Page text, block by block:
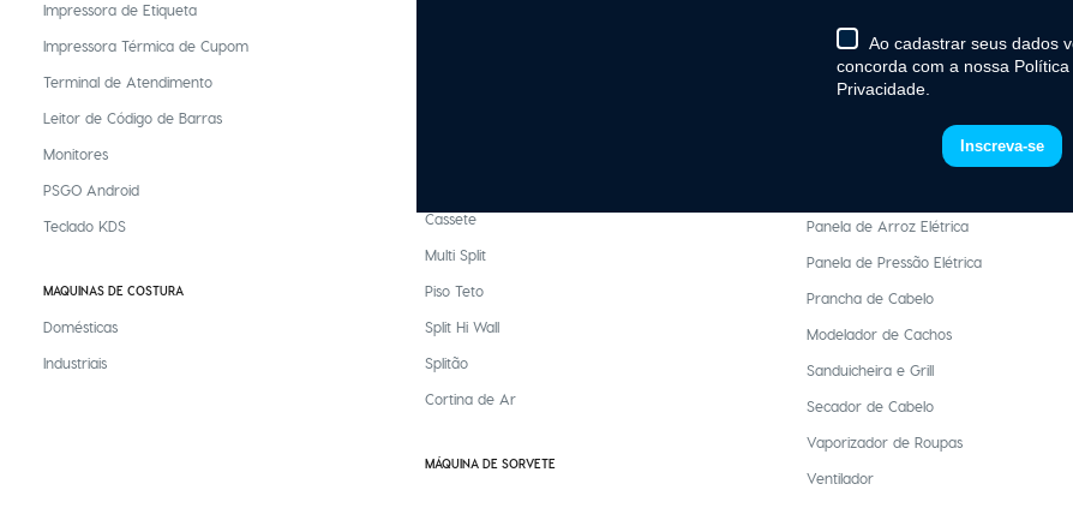
Impressora de Etiqueta
Impressora Térmica de Cupom
Terminal de Atendimento
Leitor de Código de Barras
Monitores
PSGO Android
Teclado KDS
MAQUINAS DE COSTURA
Domésticas
Industriais
Cassete
Multi Split
Piso Teto
Split Hi Wall
Splitão
Cortina de Ar
MÁQUINA DE SORVETE
Escova Secadora
Ferro de Passar Roupa
Máquina de Cortar Cabelo e Barba
Panela de Arroz Elétrica
Panela de Pressão Elétrica
Prancha de Cabelo
Modelador de Cachos
Sanduicheira e Grill
Secador de Cabelo
Vaporizador de Roupas
Ventilador